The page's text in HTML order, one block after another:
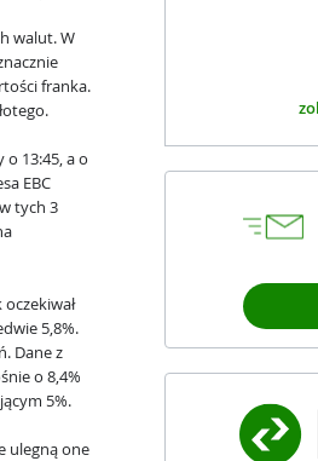
walut. W
franka.
13:45, a o
EBC
tych 3
5,8%.
Dane z
o 8,4%
5%.
ulegną one